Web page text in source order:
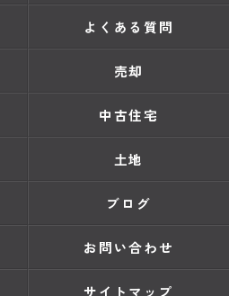
よくある質問
売却
中古住宅
土地
ブログ
お問い合わせ
サイトマップ